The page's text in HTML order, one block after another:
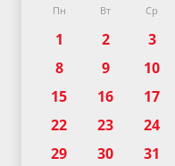
Пн Вт Ср
1 2 3
8
9 10
15
16 17
22
23 24
29
30 31